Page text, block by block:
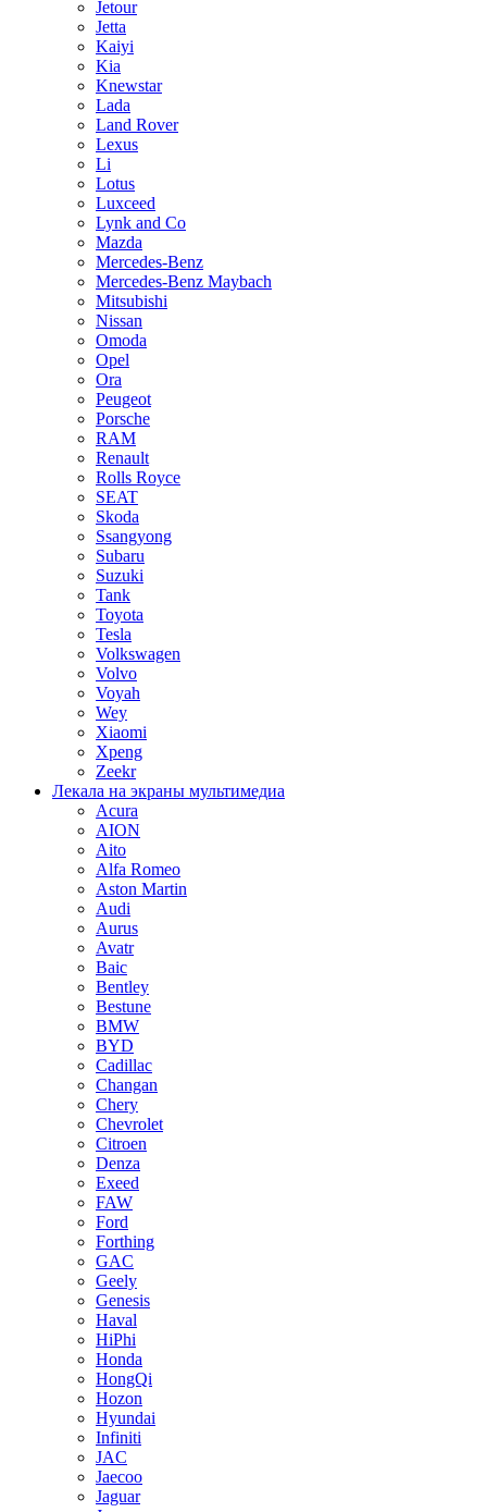
Jetour
Jetta
Kaiyi
Kia
Knewstar
Lada
Land Rover
Lexus
Li
Lotus
Luxceed
Lynk and Co
Mazda
Mercedes-Benz
Mercedes-Benz Maybach
Mitsubishi
Nissan
Omoda
Opel
Ora
Peugeot
Porsche
RAM
Renault
Rolls Royce
SEAT
Skoda
Ssangyong
Subaru
Suzuki
Tank
Toyota
Tesla
Volkswagen
Volvo
Voyah
Wey
Xiaomi
Xpeng
Zeekr
Лекала на экраны мультимедиа
Acura
AION
Aito
Alfa Romeo
Aston Martin
Audi
Aurus
Avatr
Baic
Bentley
Bestune
BMW
BYD
Cadillac
Changan
Chery
Chevrolet
Citroen
Denza
Exeed
FAW
Ford
Forthing
GAC
Geely
Genesis
Haval
HiPhi
Honda
HongQi
Hozon
Hyundai
Infiniti
JAC
Jaecoo
Jaguar